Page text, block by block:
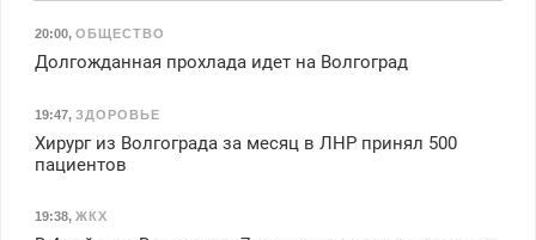
20:00, ОБЩЕСТВО
Долгожданная прохлада идет на Волгоград
19:47, ЗДОРОВЬЕ
Хирург из Волгограда за месяц в ЛНР принял 500
пациентов
19:38, ЖКХ